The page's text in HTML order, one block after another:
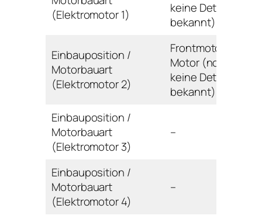
(Elektromotor 1)
keine Details
bekannt)
Einbauposition /
Motorbauart
(Elektromotor 2)
Frontmotor / E-
Motor (noch
keine Details
bekannt)
Einbauposition /
Motorbauart
(Elektromotor 3)
–
Einbauposition /
Motorbauart
(Elektromotor 4)
–